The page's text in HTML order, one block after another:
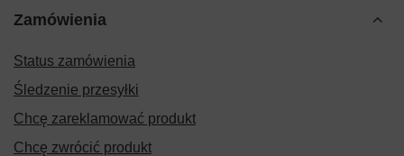
Zamówienia
Status zamówienia
Śledzenie przesyłki
Chcę zareklamować produkt
Chcę zwrócić produkt